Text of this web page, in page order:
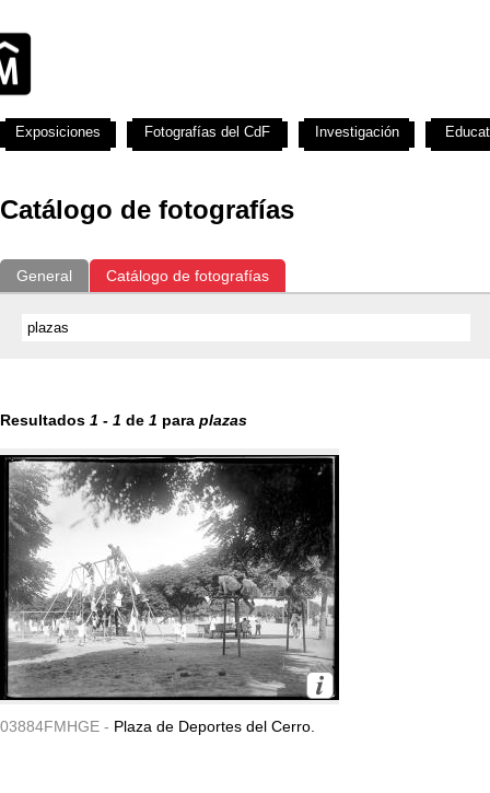
Catálogo de fotografías
General Catálogo de fotografías
Resultados 1 - 1 de 1 para plazas
03884FMHGE - Plaza de Deportes del Cerro.
Exposiciones Fotografías del CdF Investigación